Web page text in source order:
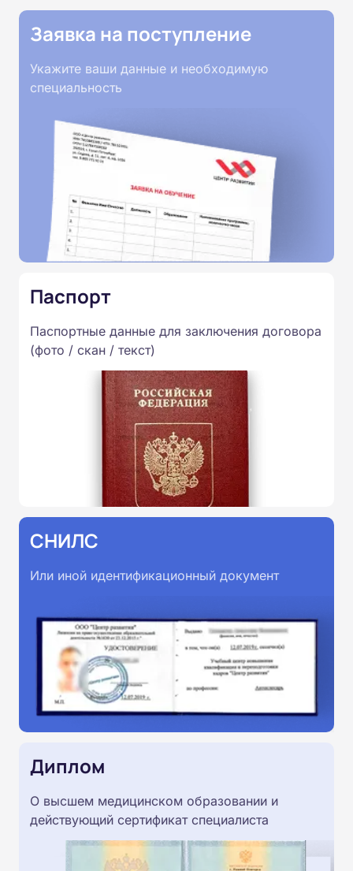
Заявка на поступление
Укажите ваши данные и необходимую
специальность
Паспорт
Паспортные данные для заключения договора
(фото / скан / текст)
СНИЛС
Или иной идентификационный документ
Диплом
О высшем медицинском образовании и
действующий сертификат специалиста